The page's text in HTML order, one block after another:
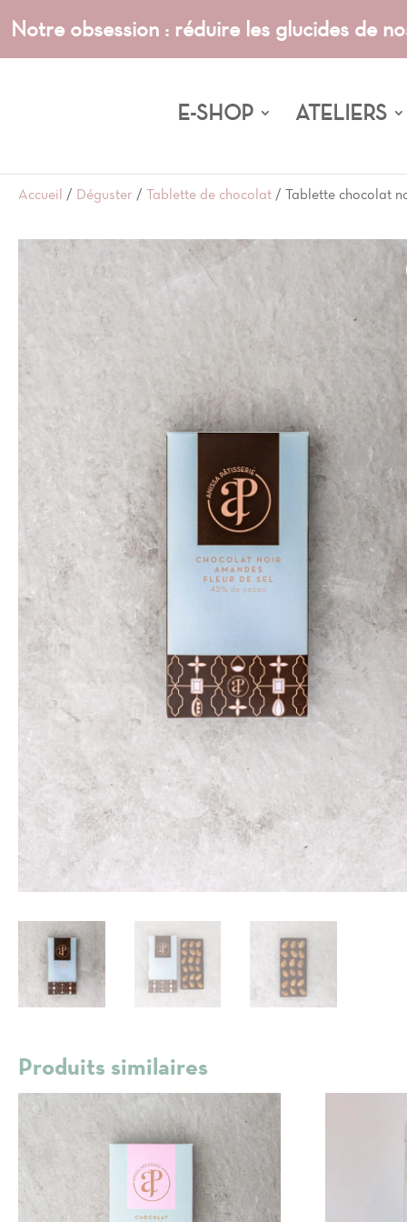
Notre obsession : réduire les glucides de
E-SHOP ATELIERS
Accueil / Déguster / Tablette de chocolat / Tablette chocolat
Produits similaires